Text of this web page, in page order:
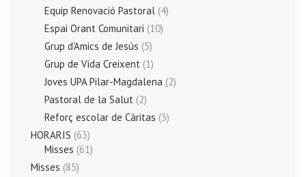
Equip Renovació Pastoral (4)
Espai Orant Comunitari (10)
Grup d'Amics de Jesús (5)
Grup de Vida Creixent (1)
Joves UPA Pilar-Magdalena (2)
Pastoral de la Salut (2)
Reforç escolar de Càritas (3)
HORARIS (63)
Misses (61)
Misses (85)